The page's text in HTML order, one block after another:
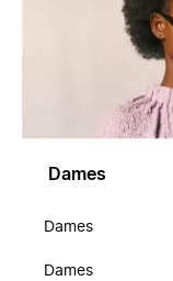
Dames
Dames
Dames